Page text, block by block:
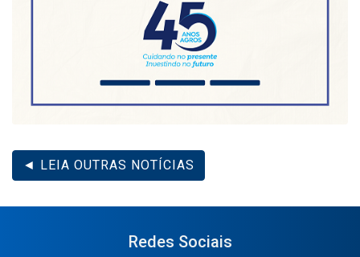
◄ LEIA OUTRAS NOTÍCIAS
Redes Sociais